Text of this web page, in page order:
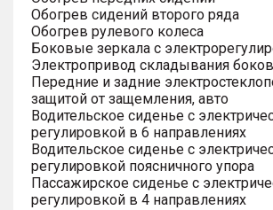
Обогрев сидений второго ряда
Обогрев рулевого колеса
Боковые зеркала с
Электропривод складывания
Передние и задние
защитой от защемления, авто
Водительское сиденье с
регулировкой в 6 направлениях
Водительское сиденье с
регулировкой поясничного упора
Пассажирское сиденье с
регулировкой в 4 направлениях